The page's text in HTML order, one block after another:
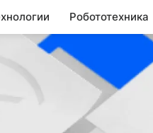
Робототехника